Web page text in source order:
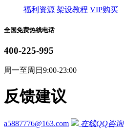
福利资源 架设教程 VIP购买
全国免费热线电话
400-225-995
周一至周日9:00-23:00
反馈建议
a5887776@163.com 在线QQ咨询